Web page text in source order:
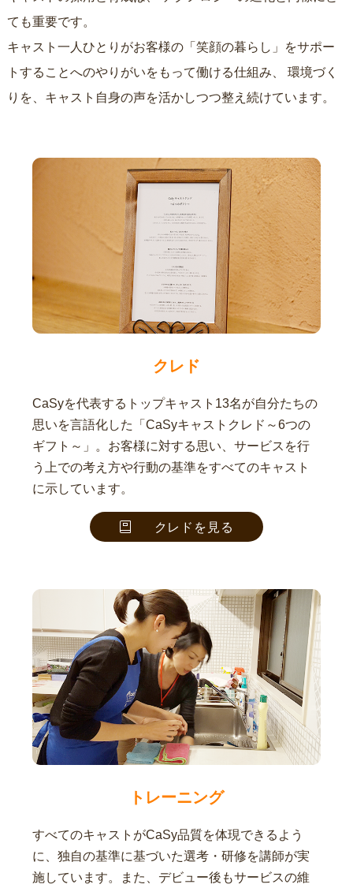
ても重要です。
キャスト一人ひとりがお客様の「笑顔の暮らし」をサポー
トすることへのやりがいをもって働ける仕組み、
りを、キャスト自身の声を活かしつつ整え続けています。
クレド
CaSyを代表するトップキャスト13名が自分たちの
思いを言語化した「CaSyキャストクレド～6つの
ギフト～」。お客様に対する思い、サービスを行
う上での考え方や行動の基準をすべてのキャスト
に示しています。
クレドを見る
トレーニング
すべてのキャストがCaSy品質を体現できるよう
に、独自の基準に基づいた選考・研修を講師が実
施しています。また、デビュー後もサービスの維